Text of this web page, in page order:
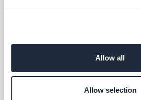
Allow all
Allow selection
consultar contenido sin
usuario mejorada ya que, aun con
internet, ciertos ficheros no
descargados desde el servidor